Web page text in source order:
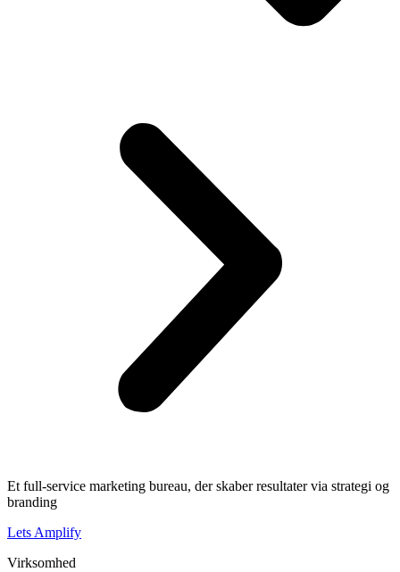
Et full-service marketing bureau, der skaber resultater via strategi og
branding
Lets Amplify
Virksomhed